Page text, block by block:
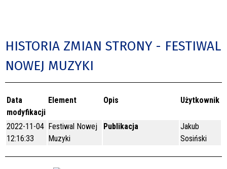
HISTORIA ZMIAN STRONY - FESTIWAL
NOWEJ MUZYKI
Data
modyfikacji
Element Opis Użytkownik
2022-11-04
12:16:33
Festiwal Nowej
Muzyki
Publikacja
Jakub
Sosiński